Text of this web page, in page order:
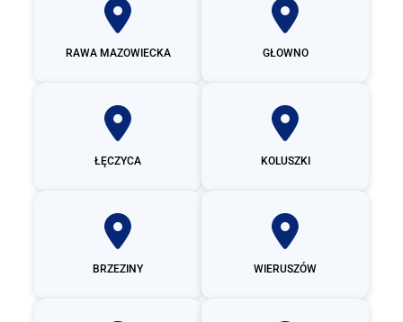
RAWA MAZOWIECKA GŁOWNO
ŁĘCZYCA KOLUSZKI
BRZEZINY WIERUSZÓW